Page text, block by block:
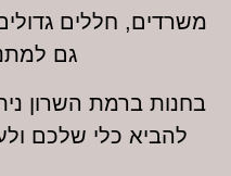
חללים גדולים כמו
גם למתנות
ברמת השרון ניתן
כלי שלכם ולעצב